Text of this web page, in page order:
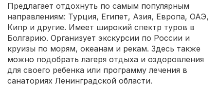
Предлагает отдохнуть по самым популярным
направлениям: Турция, Египет, Азия, Европа, ОАЭ,
Кипр и другие. Имеет широкий спектр туров в
Болгарию. Организует экскурсии по России и
круизы по морям, океанам и рекам. Здесь также
можно подобрать лагеря отдыха и оздоровления
для своего ребенка или программу лечения в
санаториях Ленинградской области.